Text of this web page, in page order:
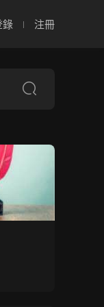
錄 注冊